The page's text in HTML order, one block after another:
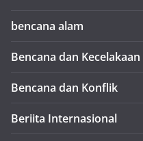
bencana alam
Bencana dan Kecelakaan
Bencana dan Konflik
Beriita Internasional